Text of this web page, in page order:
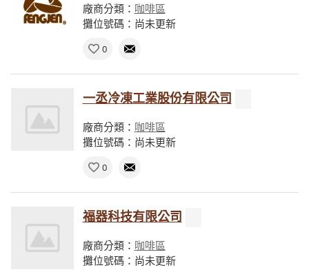
廠商分類： 咖啡區
攤位號碼：尚未更新
0
一丞冷凍工業股份有限公司
廠商分類： 咖啡區
攤位號碼：尚未更新
0
福器科技有限公司
廠商分類： 咖啡區
攤位號碼：尚未更新